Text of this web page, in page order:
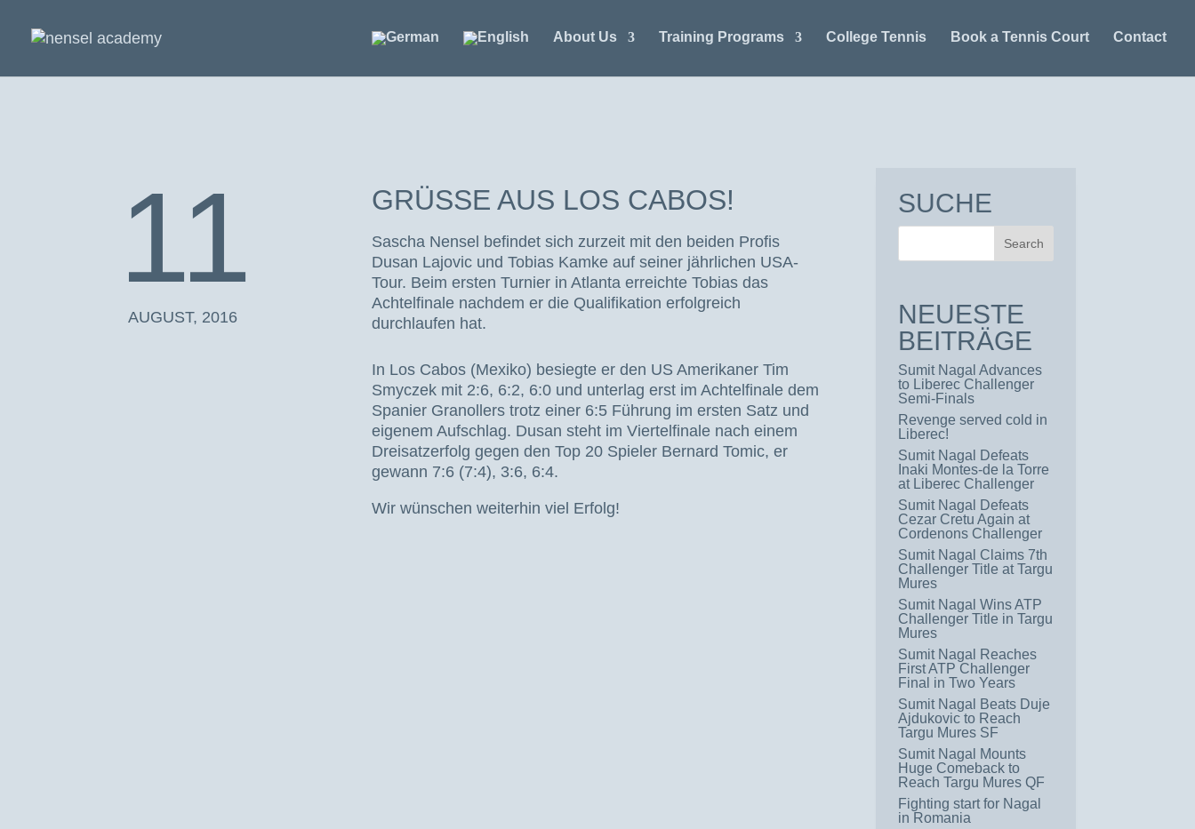
About Us Training Programs College Tennis Book a Tennis Court Contact
11
AUGUST, 2016
GRÜSSE AUS LOS CABOS!
Sascha Nensel befindet sich zurzeit mit den beiden Profis
Dusan Lajovic und Tobias Kamke auf seiner jährlichen USA-
Tour. Beim ersten Turnier in Atlanta erreichte Tobias das
Achtelfinale nachdem er die Qualifikation erfolgreich
durchlaufen hat.
In Los Cabos (Mexiko) besiegte er den US Amerikaner Tim
Smyczek mit 2:6, 6:2, 6:0 und unterlag erst im Achtelfinale dem
Spanier Granollers trotz einer 6:5 Führung im ersten Satz und
eigenem Aufschlag. Dusan steht im Viertelfinale nach einem
Dreisatzerfolg gegen den Top 20 Spieler Bernard Tomic, er
gewann 7:6 (7:4), 3:6, 6:4.
Wir wünschen weiterhin viel Erfolg!
SUCHE
NEUESTE
BEITRÄGE
Sumit Nagal Advances
to Liberec Challenger
Semi-Finals
Revenge served cold in
Liberec!
Sumit Nagal Defeats
Inaki Montes-de la Torre
at Liberec Challenger
Sumit Nagal Defeats
Cezar Cretu Again at
Cordenons Challenger
Sumit Nagal Claims 7th
Challenger Title at Targu
Mures
Sumit Nagal Wins ATP
Challenger Title in Targu
Mures
Sumit Nagal Reaches
First ATP Challenger
Final in Two Years
Sumit Nagal Beats Duje
Ajdukovic to Reach
Targu Mures SF
Sumit Nagal Mounts
Huge Comeback to
Reach Targu Mures QF
Fighting start for Nagal
in Romania